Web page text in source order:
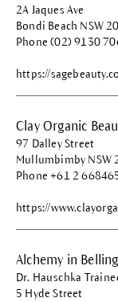
2A Jaques Ave
Bondi Beach NSW
Phone (02) 9130
https://
Clay Organic
97 Dalley Street
Mullumbimby NSW
Phone +61 2
https://
Alchemy in
Dr. Hauschka
5 Hyde Street